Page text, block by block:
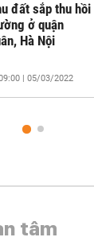
đất sắp thu hồi
ở quận
Hà Nội
| 05/03/2022
tâm